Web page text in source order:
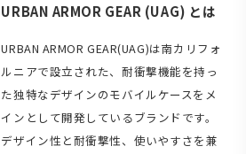
URBAN ARMOR GEAR (UAG) とは
URBAN ARMOR GEAR(UAG)は南カリフォ
ルニアで設立された、耐衝撃機能を持っ
た独特なデザインのモバイルケースをメ
インとして開発しているブランドです。
デザイン性と耐衝撃性、使いやすさを兼